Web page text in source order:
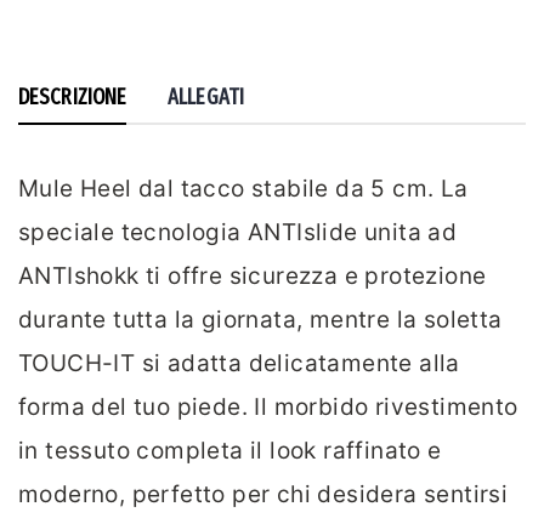
DESCRIZIONE ALLEGATI
Mule Heel dal tacco stabile da 5 cm. La
speciale tecnologia ANTIslide unita ad
ANTIshokk ti offre sicurezza e protezione
durante tutta la giornata, mentre la soletta
TOUCH-IT si adatta delicatamente alla
forma del tuo piede. Il morbido rivestimento
in tessuto completa il look raffinato e
moderno, perfetto per chi desidera sentirsi